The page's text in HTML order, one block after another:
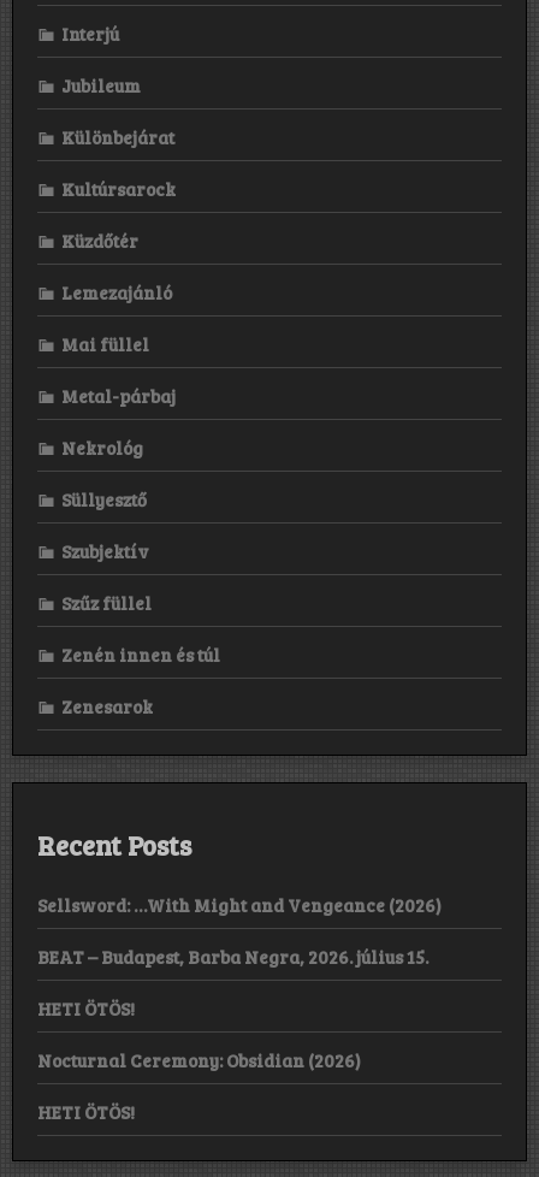
Interjú
Jubileum
Különbejárat
Kultúrsarock
Küzdőtér
Lemezajánló
Mai füllel
Metal-párbaj
Nekrológ
Süllyesztő
Szubjektív
Szűz füllel
Zenén innen és túl
Zenesarok
Recent Posts
Sellsword: …With Might and Vengeance (2026)
BEAT – Budapest, Barba Negra, 2026. július 15.
HETI ÖTÖS!
Nocturnal Ceremony: Obsidian (2026)
HETI ÖTÖS!